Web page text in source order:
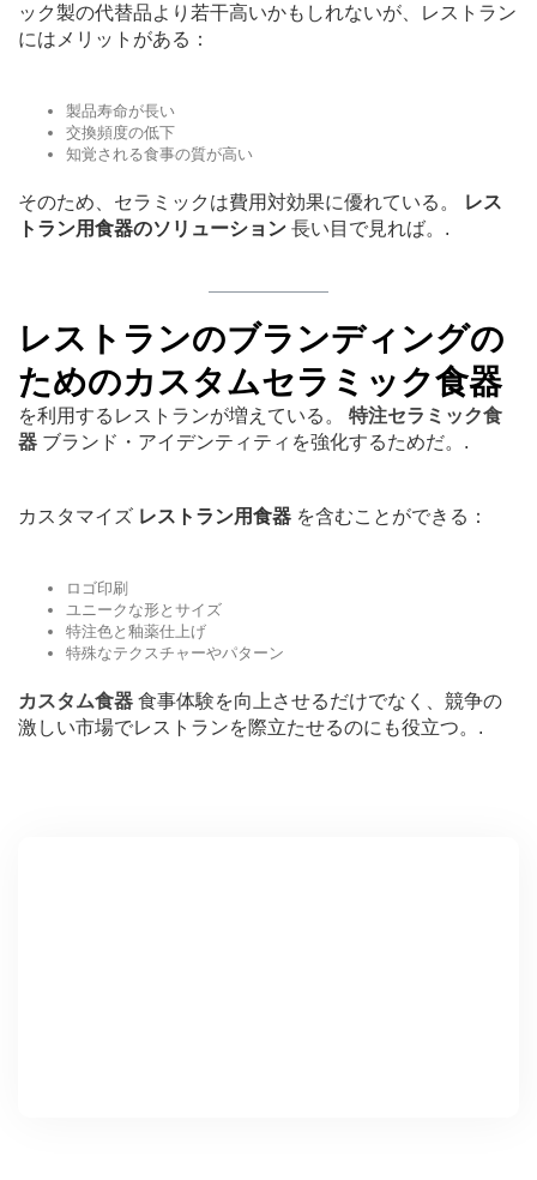
ック製の代替品より若干高いかもしれないが、レストラン
にはメリットがある：
製品寿命が長い
交換頻度の低下
知覚される食事の質が高い
そのため、セラミックは費用対効果に優れている。
レス
トラン用食器のソリューション 長い目で見れば。.
レストランのブランディングの
ためのカスタムセラミック食器
を利用するレストランが増えている。 特注セラミック食
器 ブランド・アイデンティティを強化するためだ。.
カスタマイズ レストラン用食器 を含むことができる：
ロゴ印刷
ユニークな形とサイズ
特注色と釉薬仕上げ
特殊なテクスチャーやパターン
カスタム食器 食事体験を向上させるだけでなく、競争の
激しい市場でレストランを際立たせるのにも役立つ。.